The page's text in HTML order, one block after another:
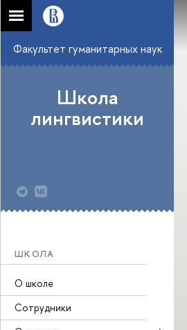
Факультет гуманитарных наук
Школа
лингвистики
ШКОЛА
О школе
Сотрудники